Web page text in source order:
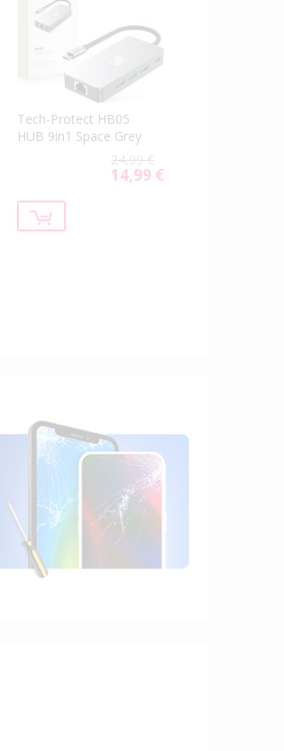
Tech-Protect HB05
HUB 9in1 Space Grey
24,99 €
Special
14,99 €